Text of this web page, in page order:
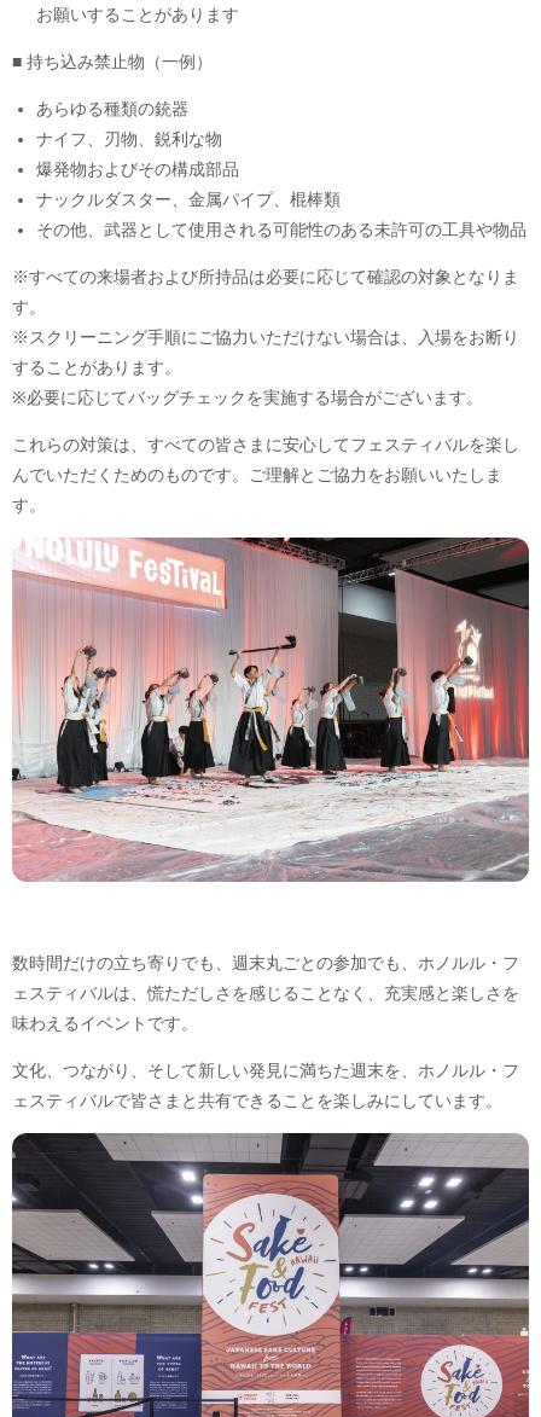
お願いすることがあります
■ 持ち込み禁止物（一例）
あらゆる種類の銃器
ナイフ、刃物、鋭利な物
爆発物およびその構成部品
ナックルダスター、金属パイプ、棍棒類
その他、武器として使用される可能性のある未許可の工具や物品
※すべての来場者および所持品は必要に応じて確認の対象となりま
す。
※スクリーニング手順にご協力いただけない場合は、入場をお断り
することがあります。
※必要に応じてバッグチェックを実施する場合がございます。
これらの対策は、すべての皆さまに安心してフェスティバルを楽し
んでいただくためのものです。ご理解とご協力をお願いいたしま
す。
数時間だけの立ち寄りでも、週末丸ごとの参加でも、ホノルル・フ
ェスティバルは、慌ただしさを感じることなく、充実感と楽しさを
味わえるイベントです。
文化、つながり、そして新しい発見に満ちた週末を、ホノルル・フ
ェスティバルで皆さまと共有できることを楽しみにしています。